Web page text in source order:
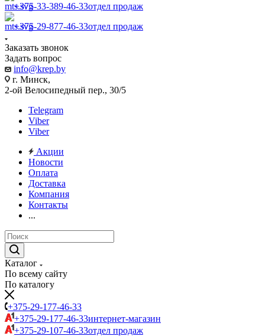
+375-33-389-46-33отдел продаж
+375-29-877-46-33отдел продаж
Заказать звонок
Задать вопрос
info@krep.by
г. Минск,
2-ой Велосипедный пер., 30/5
Telegram
Viber
Viber
Акции
Новости
Оплата
Доставка
Компания
Контакты
...
Каталог
По всему сайту
По каталогу
+375-29-177-46-33
+375-29-177-46-33интернет-магазин
+375-29-107-46-33отдел продаж